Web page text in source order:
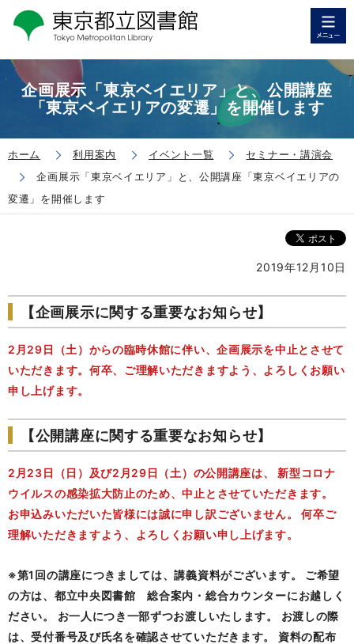
企画展示「東京ベイエリア」と、公開講座
「東京ベイエリアの変遷」を開催します
ホーム 利用案内 イベント一覧
セミナー・講演会
企画展示「東京ベイエリア」と、公開講座「東京ベイエリアの
変遷」を開催します
2019年12月10日
【企画展示に関する重要なお知らせ】
2月29日（土）からの臨時休館に伴い、企画展示を中止とさせて
いただきます。何卒、ご理解いただきますよう、よろしくお願い
申し上げます。
【公開講座に関する重要なお知らせ】
2月23日（日）及び2月29日（土）の公開講座は、 新型コロナ
ウイルスの感染拡大防止のため、中止とさせていただきます。
お申込みいただいた皆様には誠に申し訳ございません。 何卒ご
理解いただきますよう、よろしくお願い申し上げます。
※第1回の講座につきましては、講義資料がございます。 ご希望
の方は、都立中央図書館 総合案内・総合カウンターにお越しく
ださい。 お一人につき一部ずつお渡しいたします。 お渡しの際
は、受付番号及び氏名を確認させていただきます。 資料の配布